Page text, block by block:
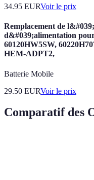
34.95 EURVoir le prix
Remplacement de
d&#039;alimentation
60120HW5SW,
HEM-ADPT2,
Batterie Mobile
29.50 EURVoir le prix
Comparatif des